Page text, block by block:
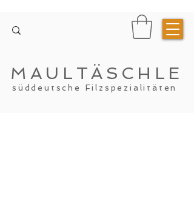
MAULTÄSCHLE
süddeutsche Filzspezialitäten